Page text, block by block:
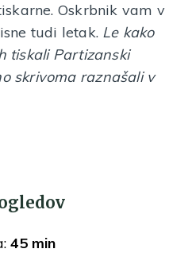
Oskrbnik vam v
tudi letak.Le kako
tiskali Partizanski
skrivoma raznašali v
45 min